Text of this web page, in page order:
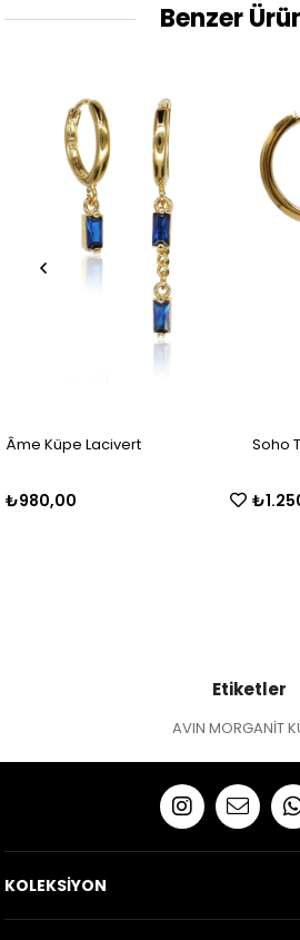
Benzer
Küpe Lacivert Soho
Etiketler
AVIN MORGANİT
KOLEKSİYON